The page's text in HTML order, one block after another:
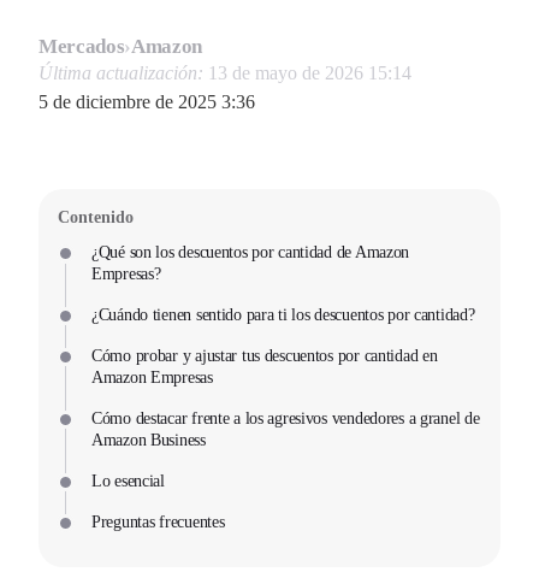
Mercados›Amazon
Última actualización: 13 de mayo de 2026 15:14
5 de diciembre de 2025 3:36
Contenido
¿Qué son los descuentos por cantidad de Amazon
Empresas?
¿Cuándo tienen sentido para ti los descuentos por cantidad?
Cómo probar y ajustar tus descuentos por cantidad en
Amazon Empresas
Cómo destacar frente a los agresivos vendedores a granel de
Amazon Business
Lo esencial
Preguntas frecuentes